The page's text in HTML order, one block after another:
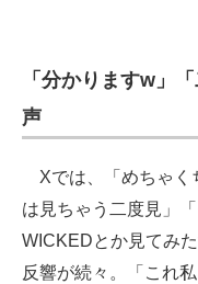
「分かりますw」
声
Xでは、「めちゃく
は見ちゃう二度見」
WICKEDとか見てみ
反響が続々。「これ